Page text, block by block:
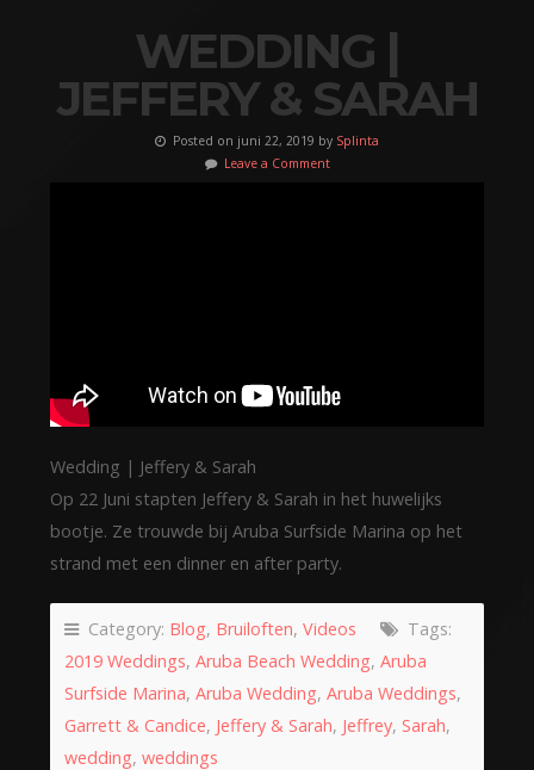
WEDDING |
JEFFERY & SARAH
Posted on juni 22, 2019 by Splinta
Leave a Comment
Wedding | Jeffery & Sarah
Op 22 Juni stapten Jeffery & Sarah in het huwelijks
bootje. Ze trouwde bij Aruba Surfside Marina op het
strand met een dinner en after party.
Category: Blog, Bruiloften, Videos
Tags:
2019 Weddings, Aruba Beach Wedding, Aruba
Surfside Marina, Aruba Wedding, Aruba Weddings,
Garrett & Candice, Jeffery & Sarah, Jeffrey, Sarah,
wedding, weddings